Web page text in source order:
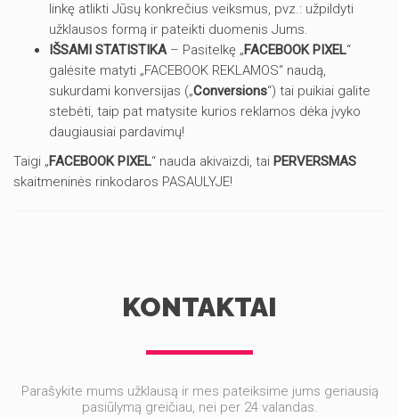
linkę atlikti Jūsų konkrečius veiksmus, pvz.: užpildyti
užklausos formą ir pateikti duomenis Jums.
IŠSAMI STATISTIKA– Pasitelkę „FACEBOOK PIXEL“
galėsite matyti „FACEBOOK REKLAMOS“ naudą,
sukurdami konversijas („Conversions“) tai puikiai galite
stebėti, taip pat matysite kurios reklamos dėka įvyko
daugiausiai pardavimų!
Taigi „FACEBOOK PIXEL“ nauda akivaizdi, tai PERVERSMAS
skaitmeninės rinkodaros PASAULYJE!
KONTAKTAI
Parašykite mums užklausą ir mes pateiksime jums geriausią
pasiūlymą greičiau, nei per 24 valandas.